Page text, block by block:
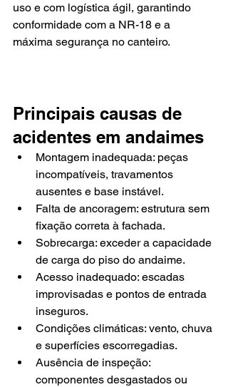
uso e com logística ágil, garantindo
conformidade com a NR-18 e a
máxima segurança no canteiro.
Principais causas de
acidentes em andaimes
Montagem inadequada: peças
incompatíveis, travamentos
ausentes e base instável.
Falta de ancoragem: estrutura sem
fixação correta à fachada.
Sobrecarga: exceder a capacidade
de carga do piso do andaime.
Acesso inadequado: escadas
improvisadas e pontos de entrada
inseguros.
Condições climáticas: vento, chuva
e superfícies escorregadias.
Ausência de inspeção:
componentes desgastados ou